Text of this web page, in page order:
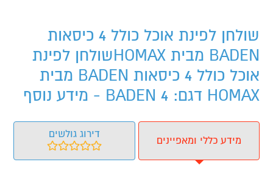
שולחן לפינת אוכל כולל 4 כיסאות
BADEN מבית HOMAXשולחן לפינת
אוכל כולל 4 כיסאות BADEN מבית
HOMAX דגם: BADEN 4 - מידע נוסף
מידע כללי ומאפיינים
דירוג גולשים